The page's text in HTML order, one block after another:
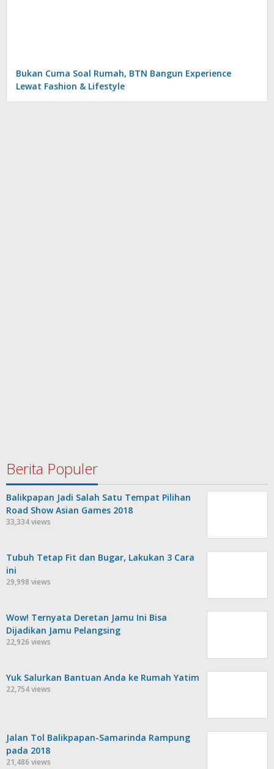
Bukan Cuma Soal Rumah, BTN Bangun Experience
Lewat Fashion & Lifestyle
Berita Populer
Balikpapan Jadi Salah Satu Tempat Pilihan
Road Show Asian Games 2018
33,334 views
Tubuh Tetap Fit dan Bugar, Lakukan 3 Cara
ini
29,998 views
Wow! Ternyata Deretan Jamu Ini Bisa
Dijadikan Jamu Pelangsing
22,926 views
Yuk Salurkan Bantuan Anda ke Rumah Yatim
22,754 views
Jalan Tol Balikpapan-Samarinda Rampung
pada 2018
21,486 views